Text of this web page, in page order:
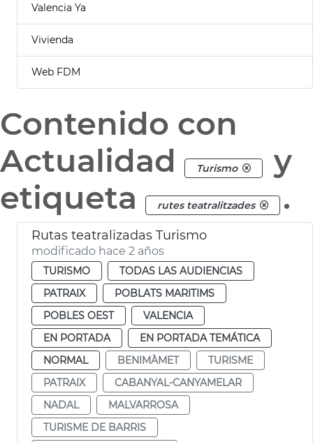
Valencia Ya
Vivienda
Web FDM
Contenido con
Actualidad
Turismo
y
etiqueta
rutes teatralitzades .
Rutas teatralizadas Turismo
modificado hace 2 años
TURISMO
TODAS LAS AUDIENCIAS
PATRAIX
POBLATS MARITIMS
POBLES OEST
VALENCIA
EN PORTADA
EN PORTADA TEMÁTICA
NORMAL
BENIMÀMET
TURISME
PATRAIX
CABANYAL-CANYAMELAR
NADAL
MALVARROSA
TURISME DE BARRIS